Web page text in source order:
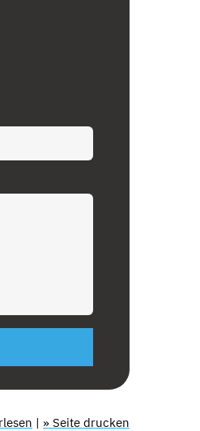
| » Seite drucken